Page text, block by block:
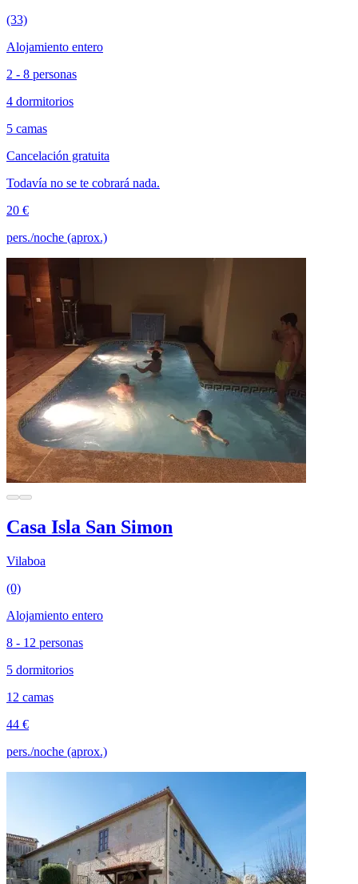
(33)
Alojamiento entero
2 - 8 personas
4 dormitorios
5 camas
Cancelación gratuita
Todavía no se te cobrará nada.
20 €
pers./noche (aprox.)
Casa Isla San Simon
Vilaboa
(0)
Alojamiento entero
8 - 12 personas
5 dormitorios
12 camas
44 €
pers./noche (aprox.)